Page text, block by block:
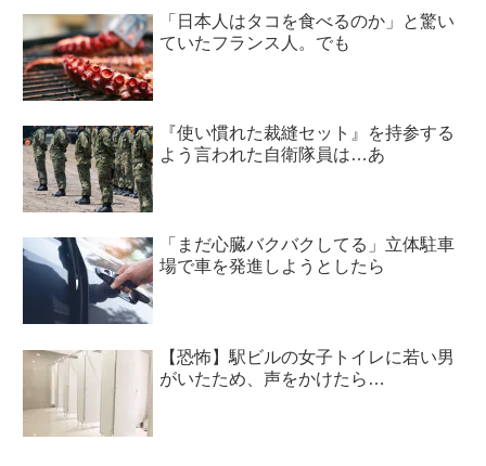
「日本人はタコを食べるのか」と驚い
ていたフランス人。でも
『使い慣れた裁縫セット』を持参する
よう言われた自衛隊員は…あ
「まだ心臓バクバクしてる」立体駐車
場で車を発進しようとしたら
【恐怖】駅ビルの女子トイレに若い男
がいたため、声をかけたら…